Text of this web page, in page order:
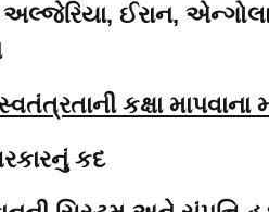
અલ્જેરિયા, ઈરાન,
કક્ષા માપવાના
કદ